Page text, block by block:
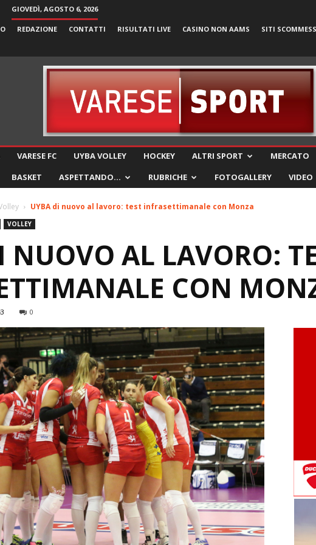
GIOVEDÌ, AGOSTO 6, 2026
REDAZIONE CONTATTI RISULTATI LIVE CASINO NON AAMS SITI
VARESE FC UYBA VOLLEY HOCKEY ALTRI SPORT
MERCATO
BASKET ASPETTANDO… RUBRICHE FOTOGALLERY VIDEO
UYBA di nuovo al lavoro: test infrasettimanale con Monza
VOLLEY
NUOVO AL LAVORO:
CON
0